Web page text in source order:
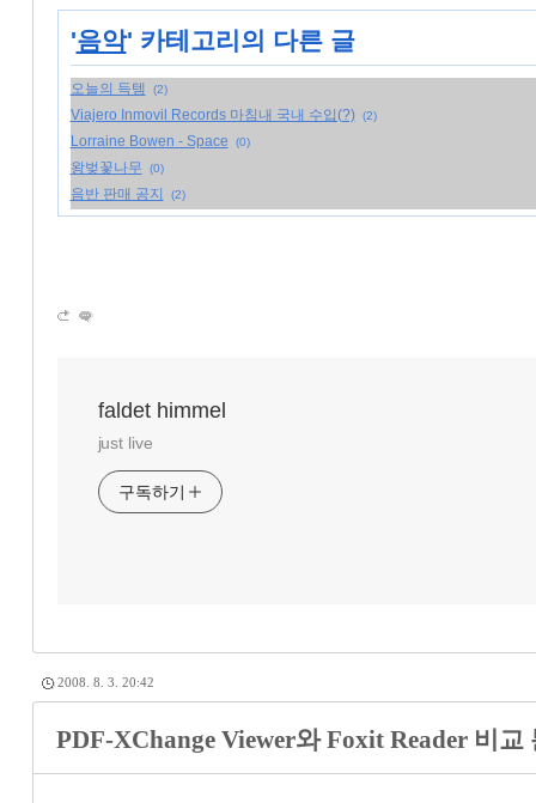
'음악' 카테고리의 다른 글
오늘의 득템 (2)
Viajero Inmovil Records 마침내 국내 수입(?) (2)
Lorraine Bowen - Space (0)
왕벚꽃나무 (0)
음반 판매 공지 (2)
faldet himmel
just live
구독하기
2008. 8. 3. 20:42
PDF-XChange Viewer와 Foxit Reader 비교